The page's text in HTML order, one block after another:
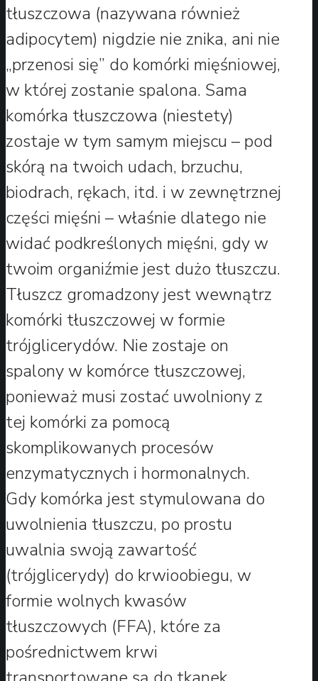
tłuszczowa (nazywana również
adipocytem) nigdzie nie znika, ani nie
„przenosi się” do komórki mięśniowej,
w której zostanie spalona. Sama
komórka tłuszczowa (niestety)
zostaje w tym samym miejscu – pod
skórą na twoich udach, brzuchu,
biodrach, rękach, itd. i w zewnętrznej
części mięśni – właśnie dlatego nie
widać podkreślonych mięśni, gdy w
twoim organiźmie jest dużo tłuszczu.
Tłuszcz gromadzony jest wewnątrz
komórki tłuszczowej w formie
trójglicerydów. Nie zostaje on
spalony w komórce tłuszczowej,
ponieważ musi zostać uwolniony z
tej komórki za pomocą
skomplikowanych procesów
enzymatycznych i hormonalnych.
Gdy komórka jest stymulowana do
uwolnienia tłuszczu, po prostu
uwalnia swoją zawartość
(trójglicerydy) do krwioobiegu, w
formie wolnych kwasów
tłuszczowych (FFA), które za
pośrednictwem krwi